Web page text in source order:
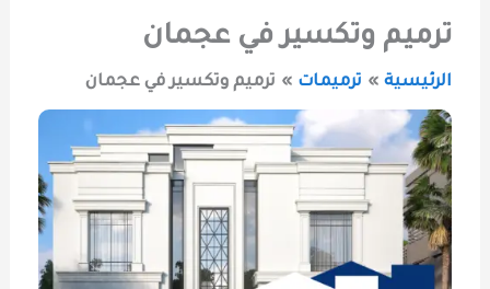
ترميم وتكسير في عجمان
الرئيسية ترميمات ترميم وتكسير في عجمان